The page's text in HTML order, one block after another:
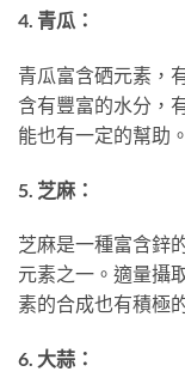
4. 青瓜：
青瓜富含硒元素，
含有豐富的水分，
能也有一定的幫助。
5. 芝麻：
芝麻是一種富含鋅
元素之一。適量攝
素的合成也有積極
6. 大蒜：